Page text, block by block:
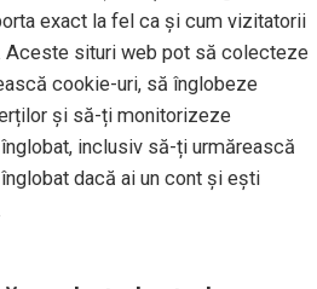
exact la fel ca și cum vizitatorii
Aceste situri web pot să colecteze
cookie-uri, să înglobeze
și să-ți monitorizeze
inclusiv să-ți urmărească
dacă ai un cont și ești